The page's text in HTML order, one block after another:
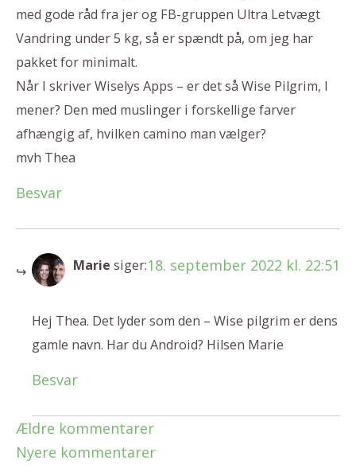
med gode råd fra jer og FB-gruppen Ultra Letvægt
Vandring under 5 kg, så er spændt på, om jeg har
pakket for minimalt.
Når I skriver Wiselys Apps – er det så Wise Pilgrim, I
mener? Den med muslinger i forskellige farver
afhængig af, hvilken camino man vælger?
mvh Thea
Besvar
Marie siger:18. september 2022 kl. 22:51
Hej Thea. Det lyder som den – Wise pilgrim er dens
gamle navn. Har du Android? Hilsen Marie
Besvar
Ældre kommentarer
Nyere kommentarer